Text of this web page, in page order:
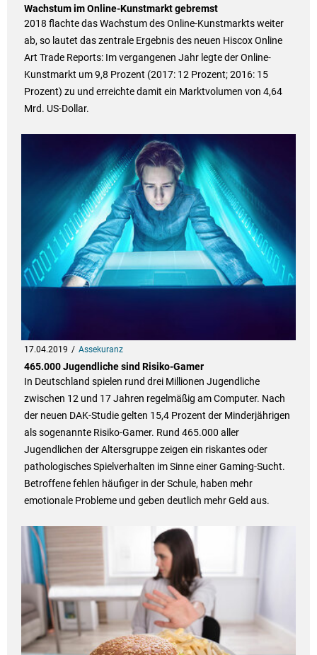
Wachstum im Online-Kunstmarkt gebremst
2018 flachte das Wachstum des Online-Kunstmarkts weiter
ab, so lautet das zentrale Ergebnis des neuen Hiscox Online
Art Trade Reports: Im vergangenen Jahr legte der Online-
Kunstmarkt um 9,8 Prozent (2017: 12 Prozent; 2016: 15
Prozent) zu und erreichte damit ein Marktvolumen von 4,64
Mrd. US-Dollar.
17.04.2019 Assekuranz
465.000 Jugendliche sind Risiko-Gamer
In Deutschland spielen rund drei Millionen Jugendliche
zwischen 12 und 17 Jahren regelmäßig am Computer. Nach
der neuen DAK-Studie gelten 15,4 Prozent der Minderjährigen
als sogenannte Risiko-Gamer. Rund 465.000 aller
Jugendlichen der Altersgruppe zeigen ein riskantes oder
pathologisches Spielverhalten im Sinne einer Gaming-Sucht.
Betroffene fehlen häufiger in der Schule, haben mehr
emotionale Probleme und geben deutlich mehr Geld aus.